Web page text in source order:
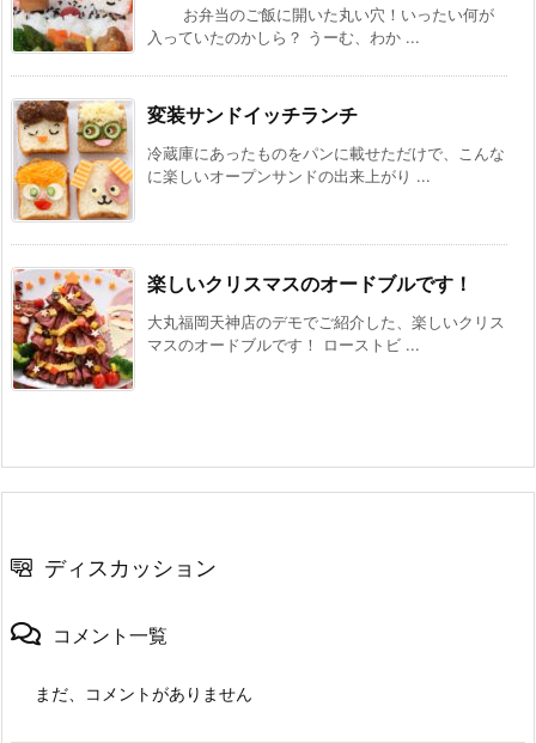
お弁当のご飯に開いた丸い穴！いったい何が
入っていたのかしら？ うーむ、わか ...
変装サンドイッチランチ
冷蔵庫にあったものをパンに載せただけで、こんな
に楽しいオープンサンドの出来上がり ...
楽しいクリスマスのオードブルです！
大丸福岡天神店のデモでご紹介した、楽しいクリス
マスのオードブルです！ ローストビ ...
ディスカッション
コメント一覧
まだ、コメントがありません